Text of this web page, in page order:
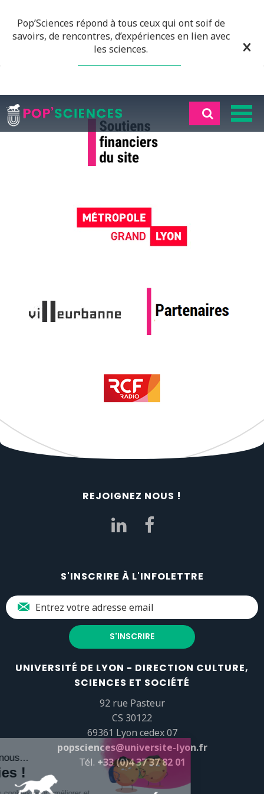
Pop’Sciences répond à tous ceux qui ont soif de
savoirs, de rencontres, d’expériences en lien avec
les sciences.
REJOIGNEZ NOUS !
S'INSCRIRE À L'INFOLETTRE
UNIVERSITÉ DE LYON - DIRECTION CULTURE,
SCIENCES ET SOCIÉTÉ
92 rue Pasteur
CS 30122
69361 Lyon cedex 07
popsciences@universite-lyon.fr
Tél. +33 (0)4 37 37 82 01